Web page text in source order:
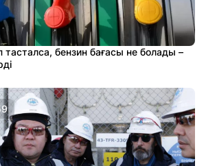
бензин бағасы не болады –